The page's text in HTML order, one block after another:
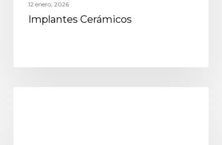
12 enero, 2026
Implantes Cerámicos